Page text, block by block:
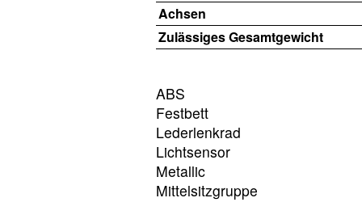
Achsen
Zulässiges Gesamtgewicht
ABS
Festbett
Lederlenkrad
Lichtsensor
Metallic
Mittelsitzgruppe